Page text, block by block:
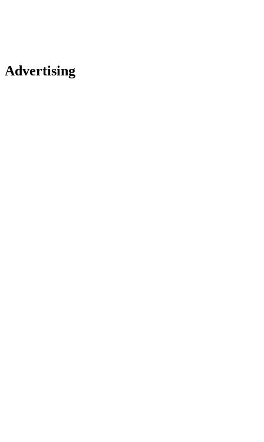
Advertising